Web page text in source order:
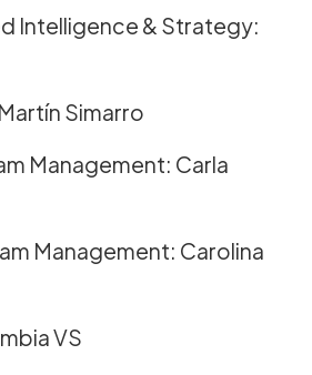
Intelligence & Strategy:
Simarro
Management: Carla
Management: Carolina
VS